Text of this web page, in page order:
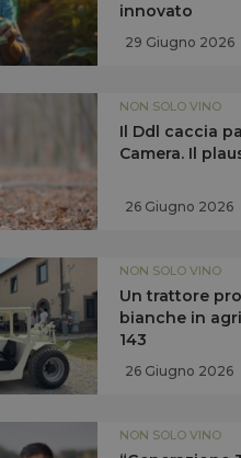
innovato
29 Giugno 2026
NON SOLO VINO
Il Ddl caccia
Camera. Il
26 Giugno 2026
NON SOLO VINO
Un trattore
bianche in
143
26 Giugno 2026
NON SOLO VINO